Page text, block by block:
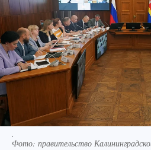
.
Фото: правительство